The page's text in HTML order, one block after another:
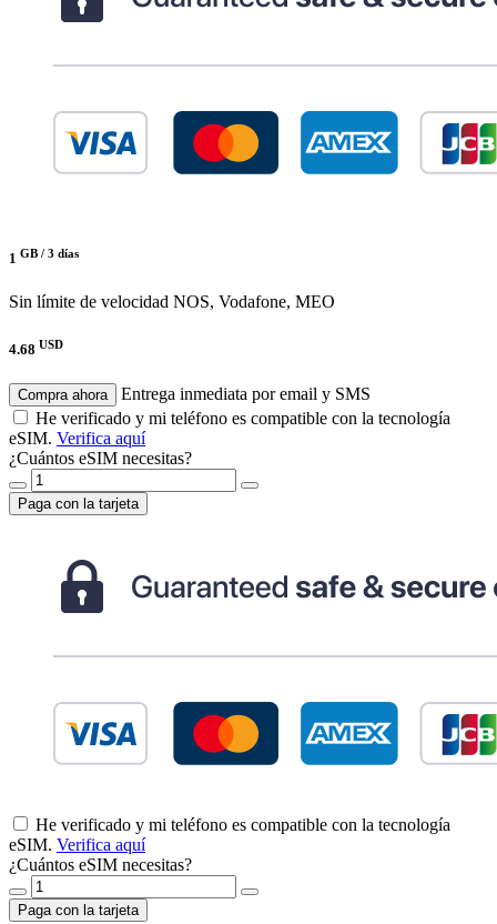
1 GB / 3 días
Sin límite de velocidad NOS, Vodafone, MEO
4.68 USD
Compra ahora
Entrega inmediata por email y SMS
He verificado y mi teléfono es compatible con la tecnología
eSIM. Verifica aquí
¿Cuántos eSIM necesitas?
Paga con la tarjeta
He verificado y mi teléfono es compatible con la tecnología
eSIM. Verifica aquí
¿Cuántos eSIM necesitas?
Paga con la tarjeta